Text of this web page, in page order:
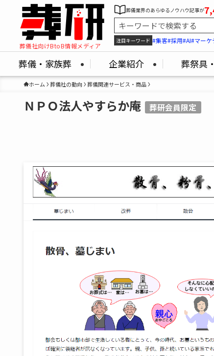
葬儀社向けBtoB情報メディア
葬儀業界のあらゆるノウハウ記事が
注目キーワード #集客#採用#AI#マーケ
葬儀・家族葬 企業紹介 葬祭具
ホーム 葬儀社の動向 葬儀関連サービス・商品
ＮＰＯ法人やすらか庵 葬研会員限定